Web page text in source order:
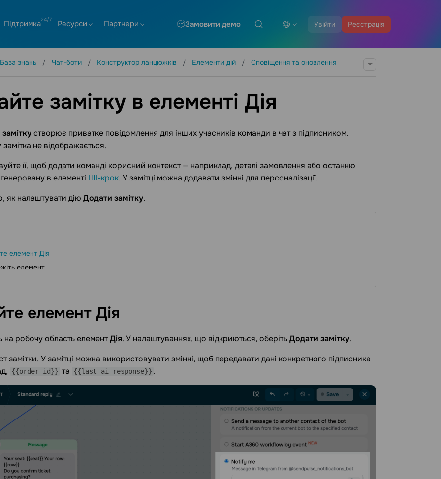
Увійти Реєстрація
Підтримка Ресурси Партнери Замовити демо
База знань Чат-боти Конструктор ланцюжків Елементи дій Сповіщення та оновлення
замітку в елементі Дія
створює приватке повідомлення для інших учасників команди в чат з підписником.
не відображається.
її, щоб додати команді корисний контекст — наприклад, деталі замовлення або останню
в елементі ШІ-крок. У замітці можна додавати змінні для персоналізації.
як налаштувати дію Додати замітку.
елемент Дія
елемент
елемент Дія
на робочу область елементДія. У налаштуваннях, що відкриються, оберітьДодати замітку.
замітки. У замітці можна використовувати змінні, щоб передавати дані конкретного підписника
{{order_id}} та {{last_ai_response}} .